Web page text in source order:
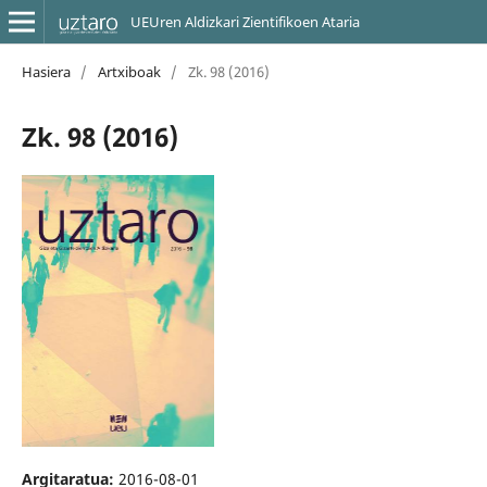
UEUren Aldizkari Zientifikoen Ataria
Hasiera / Artxiboak / Zk. 98 (2016)
Zk. 98 (2016)
Argitaratua: 2016-08-01